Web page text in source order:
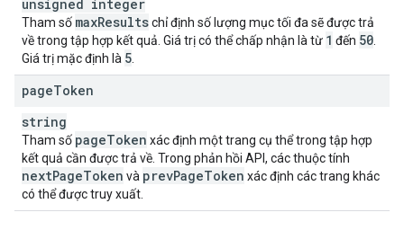
unsigned integer
Tham số maxResultschỉ định số lượng mục tối đa sẽ được trả
về trong tập hợp kết quả. Giá trị có thể chấp nhận là từ 1 đến 50
Giá trị mặc định là 5
pageToken
string
Tham số pageToken xác định một trang cụ thể trong tập hợp
kết quả cần được trả về. Trong phản hồi API, các thuộc tính
nextPageToken và prevPageToken xác định các trang khác
có thể được truy xuất.